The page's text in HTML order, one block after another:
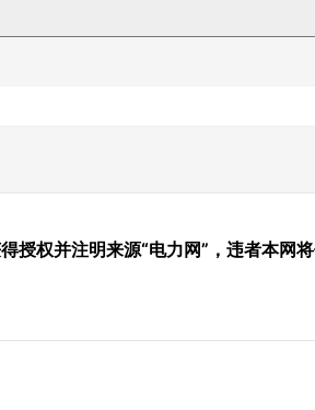
授权并注明来源“电力网”，违者本网